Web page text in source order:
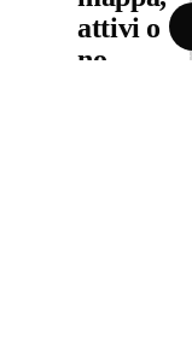
attivi o
no.